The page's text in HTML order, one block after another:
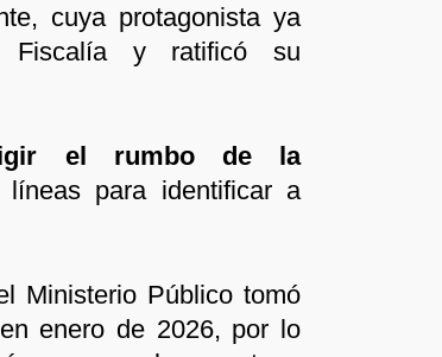
cuya protagonista ya
Fiscalía y ratificó su
el rumbo de la
para identificar a
Ministerio Público tomó
enero de 2026, por lo